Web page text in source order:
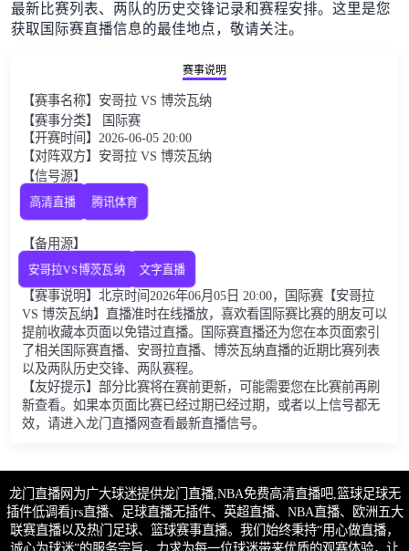
最新比赛列表、两队的历史交锋记录和赛程安排。这里是您
获取国际赛直播信息的最佳地点，敬请关注。
赛事说明
【赛事名称】安哥拉 VS 博茨瓦纳
【赛事分类】 国际赛
【开赛时间】2026-06-05 20:00
【对阵双方】安哥拉 VS 博茨瓦纳
【信号源】
高清直播 腾讯体育
【备用源】
安哥拉VS博茨瓦纳 文字直播
【赛事说明】北京时间2026年06月05日 20:00，国际赛【安哥拉
VS 博茨瓦纳】直播准时在线播放，喜欢看国际赛比赛的朋友可以
提前收藏本页面以免错过直播。国际赛直播还为您在本页面索引
了相关国际赛直播、安哥拉直播、博茨瓦纳直播的近期比赛列表
以及两队历史交锋、两队赛程。
【友好提示】部分比赛将在赛前更新，可能需要您在比赛前再刷
新查看。如果本页面比赛已经过期已经过期，或者以上信号都无
效，请进入龙门直播网查看最新直播信号。
龙门直播网为广大球迷提供龙门直播,NBA免费高清直播吧,篮球足球无
插件低调看jrs直播、足球直播无插件、英超直播、NBA直播、欧洲五大
联赛直播以及热门足球、篮球赛事直播。我们始终秉持“用心做直播，